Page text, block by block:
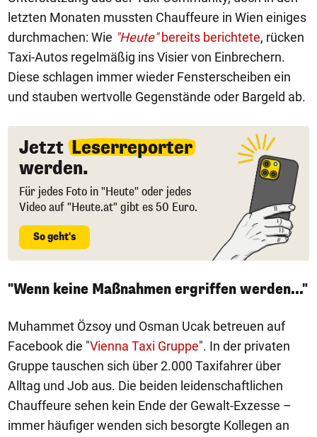
letzten Monaten mussten Chauffeure in Wien einiges
durchmachen: Wie "Heute"bereits berichtete, rücken
Taxi-Autos regelmäßig ins Visier von Einbrechern.
Diese schlagen immer wieder Fensterscheiben ein
und stauben wertvolle Gegenstände oder Bargeld ab.
Jetzt Leserreporter
werden.
Für jedes Foto in "Heute" oder jedes
Video auf "Heute.at" gibt es 50 Euro.
So geht's
"Wenn keine Maßnahmen ergriffen werden..."
Muhammet Özsoy und Osman Ucak betreuen auf
Facebook die "Vienna Taxi Gruppe". In der privaten
Gruppe tauschen sich über 2.000 Taxifahrer über
Alltag und Job aus. Die beiden leidenschaftlichen
Chauffeure sehen kein Ende der Gewalt-Exzesse –
immer häufiger wenden sich besorgte Kollegen an